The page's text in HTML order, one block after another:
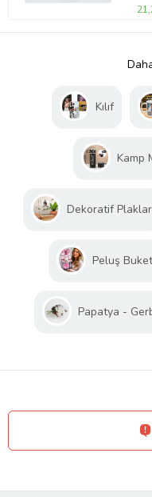
Kılıf
Kamp
Dekoratif Plaklar
Peluş
Papatya -